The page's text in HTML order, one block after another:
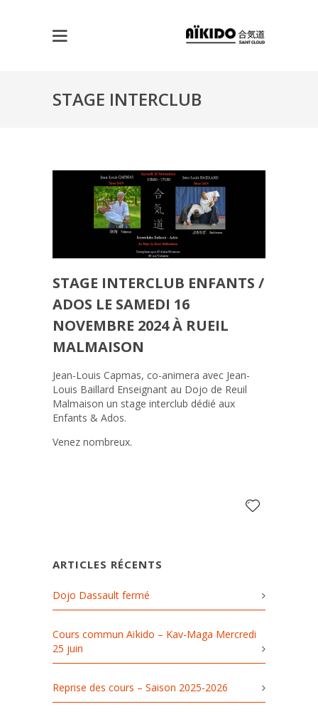
STAGE INTERCLUB
SAMEDI 16 NOVEMBRE
MALMAISON
STAGE INTERCLUB ENFANTS /
ADOS LE SAMEDI 16
NOVEMBRE 2024 À RUEIL
MALMAISON
Jean-Louis Capmas, co-animera avec Jean-
Louis Baillard Enseignant au Dojo de Reuil
Malmaison un stage interclub dédié aux
Enfants & Ados.
Venez nombreux.
ARTICLES RÉCENTS
Dojo Dassault fermé
Cours commun Aïkido – Kav-Maga Mercredi
25 juin
Reprise des cours – Saison 2025-2026